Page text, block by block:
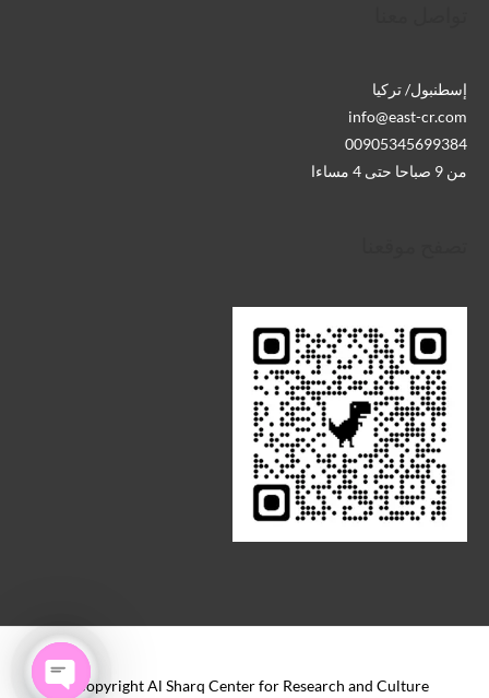
إسطنبول/ تركيا
info@east-cr.com
00905345699384
من 9 صباحا حتى 4 مساءا
Copyright Al Sharq Center for Research and Culture ©